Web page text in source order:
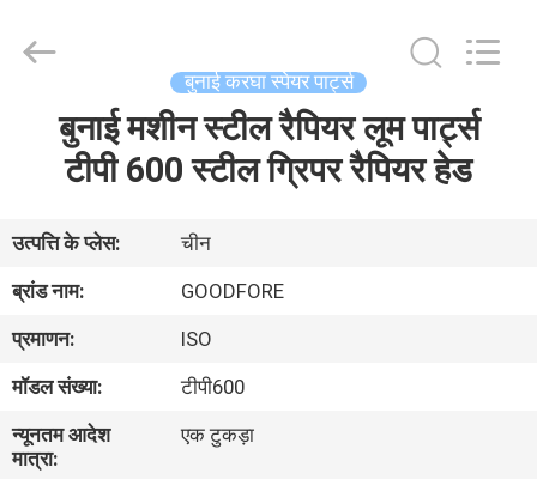
वीडियो
हमारे
बारे
में
Machinery
Co.,Ltd.
बुनाई करघा स्पेयर पार्ट्स
बुनाई मशीन स्टील रैपियर लूम पार्ट्स
टीपी 600 स्टील ग्रिपर रैपियर हेड
उत्पत्ति के प्लेस:
चीन
ब्रांड नाम:
GOODFORE
प्रमाणन:
ISO
मॉडल संख्या:
टीपी600
न्यूनतम आदेश
मात्रा:
एक टुकड़ा